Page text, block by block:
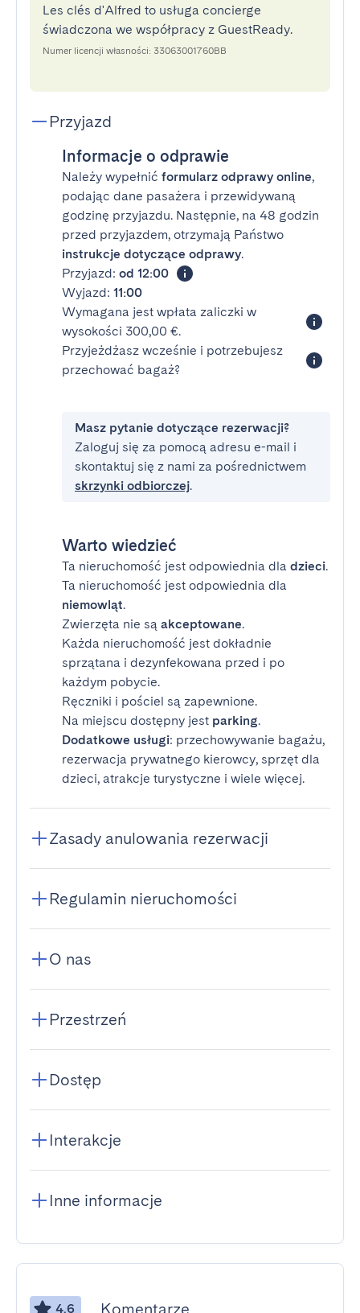
Les clés d'Alfred to usługa concierge
świadczona we współpracy z GuestReady.
Numer licencji własności: 33063001760BB
Przyjazd
Informacje o odprawie
Należy wypełnić formularz odprawy online,
podając dane pasażera i przewidywaną
godzinę przyjazdu. Następnie, na 48 godzin
przed przyjazdem, otrzymają Państwo
instrukcje dotyczące odprawy.
Przyjazd: od 12:00
Wyjazd: 11:00
Wymagana jest wpłata zaliczki w
wysokości 300,00 €.
Przyjeżdżasz wcześnie i potrzebujesz
przechować bagaż?
Masz pytanie dotyczące rezerwacji?
Zaloguj się za pomocą adresu e-mail i
skontaktuj się z nami za pośrednictwem
skrzynki odbiorczej.
Warto wiedzieć
Ta nieruchomość jest odpowiednia dla dzieci.
Ta nieruchomość jest odpowiednia dla
niemowląt.
Zwierzęta nie są akceptowane.
Każda nieruchomość jest dokładnie
sprzątana i dezynfekowana przed i po
każdym pobycie.
Ręczniki i pościel są zapewnione.
Na miejscu dostępny jest parking.
Dodatkowe usługi: przechowywanie bagażu,
rezerwacja prywatnego kierowcy, sprzęt dla
dzieci, atrakcje turystyczne i wiele więcej.
Zasady anulowania rezerwacji
Regulamin nieruchomości
O nas
Przestrzeń
Dostęp
Interakcje
Inne informacje
4.6 Komentarze